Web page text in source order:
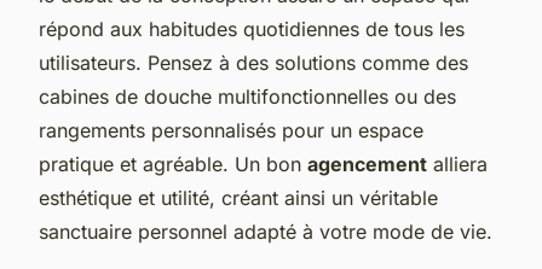
répond aux habitudes quotidiennes de tous les
utilisateurs. Pensez à des solutions comme des
cabines de douche multifonctionnelles ou des
rangements personnalisés pour un espace
pratique et agréable. Un bon agencement alliera
esthétique et utilité, créant ainsi un véritable
sanctuaire personnel adapté à votre mode de vie.